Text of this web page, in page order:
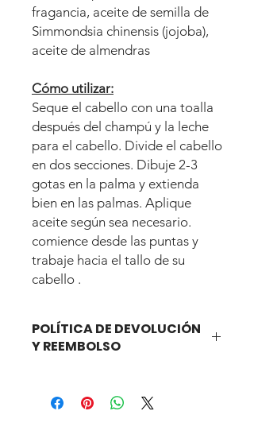
fragancia, aceite de semilla de
Simmondsia chinensis (jojoba),
aceite de almendras
Cómo utilizar:
Seque el cabello con una toalla
después del champú y la leche
para el cabello. Divide el cabello
en dos secciones. Dibuje 2-3
gotas en la palma y extienda
bien en las palmas. Aplique
aceite según sea necesario.
comience desde las puntas y
trabaje hacia el tallo de su
cabello .
POLÍTICA DE DEVOLUCIÓN
Y REEMBOLSO